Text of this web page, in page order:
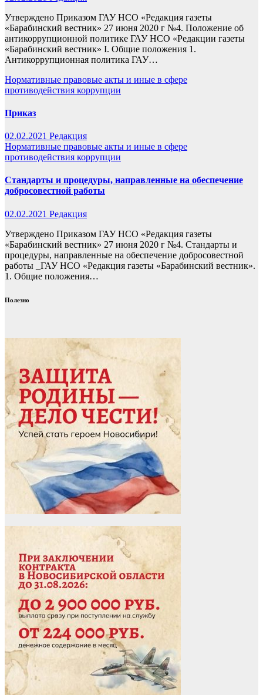
Утверждено Приказом ГАУ НСО «Редакция газеты
«Барабинский вестник» 27 июня 2020 г №4. Положение об
антикоррупционной политике ГАУ НСО «Редакции газеты
«Барабинский вестник» I. Общие положения 1.
Антикоррупционная политика ГАУ…
Нормативные правовые акты и иные в сфере
противодействия коррупции
Приказ
02.02.2021 Редакция
Нормативные правовые акты и иные в сфере
противодействия коррупции
Стандарты и процедуры, направленные на обеспечение
добросовестной работы
02.02.2021 Редакция
Утверждено Приказом ГАУ НСО «Редакция газеты
«Барабинский вестник» 27 июня 2020 г №4. Стандарты и
процедуры, направленные на обеспечение добросовестной
работы _ГАУ НСО «Редакция газеты «Барабинский вестник».
1. Общие положения…
Полезно